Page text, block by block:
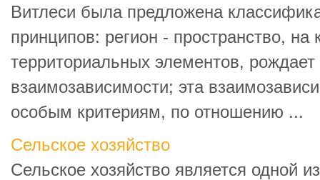
Витлеси была предложена
принципов: регион - пространство, на
территориальных элементов,
взаимозависимости; эта
особым критериям, по отношению ...
Сельское хозяйство
Сельское хозяйство является одной